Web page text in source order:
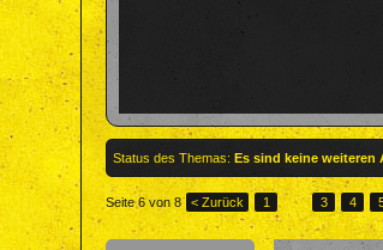
Status des Themas: Es sind keine
Seite 6 von 8 < Zurück 1 ← 3 4